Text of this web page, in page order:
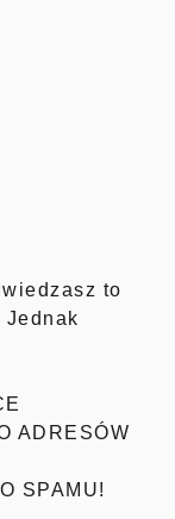
to
ADRESÓW
SPAMU!